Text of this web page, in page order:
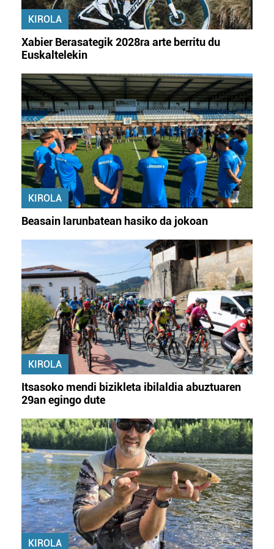
erabiltzeko baimen esplizitua ematen diguzu.Gehiago
irakurri
KIROLA
Xabier Berasategik 2028ra arte berritu du
Euskaltelekin
KIROLA
Beasain larunbatean hasiko da jokoan
KIROLA
Itsasoko mendi bizikleta ibilaldia abuztuaren
29an egingo dute
KIROLA